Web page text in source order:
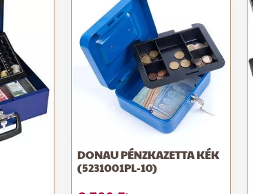
DONAU PÉNZKAZETTA KÉK
(5231001PL-10)